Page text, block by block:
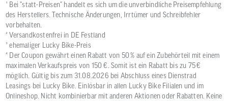
¹ Bei "statt-Preisen" handelt es sich um die unverbindliche Preisempfehlung
des Herstellers. Technische Änderungen, Irrtümer und Schreibfehler
vorbehalten.
² Versandkostenfrei in DE Festland
³ ehemaliger Lucky Bike-Preis
⁴ Der Coupon gewährt einen Rabatt von 50 % auf ein Zubehörteil mit einem
maximalen Verkaufspreis von 150 €. Somit ist ein Rabatt bis zu 75 €
möglich. Gültig bis zum 31.08.2026 bei Abschluss eines Dienstrad
Leasings bei Lucky Bike. Einlösbar in allen Lucky Bike Filialen und im
Onlineshop. Nicht kombinierbar mit anderen Aktionen oder Rabatten. Keine